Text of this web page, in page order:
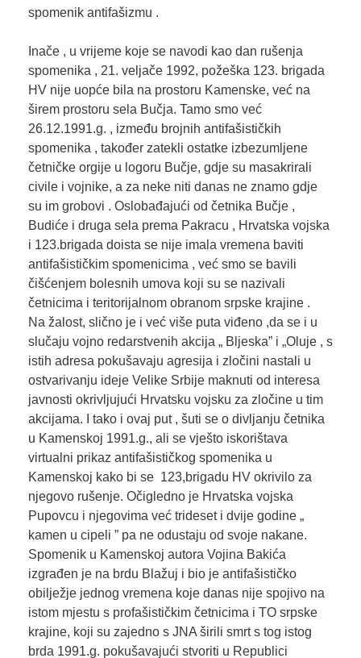
spomenik antifašizmu .
Inače , u vrijeme koje se navodi kao dan rušenja
spomenika , 21. veljače 1992, požeška 123. brigada
HV nije uopće bila na prostoru Kamenske, već na
širem prostoru sela Bučja. Tamo smo već
26.12.1991.g. , između brojnih antifašističkih
spomenika , također zatekli ostatke izbezumljene
četničke orgije u logoru Bučje, gdje su masakrirali
civile i vojnike, a za neke niti danas ne znamo gdje
su im grobovi . Oslobađajući od četnika Bučje ,
Budiće i druga sela prema Pakracu , Hrvatska vojska
i 123.brigada doista se nije imala vremena baviti
antifašističkim spomenicima , već smo se bavili
čišćenjem bolesnih umova koji su se nazivali
četnicima i teritorijalnom obranom srpske krajine .
Na žalost, slično je i već više puta viđeno ,da se i u
slučaju vojno redarstvenih akcija „ Bljeska” i „Oluje , s
istih adresa pokušavaju agresija i zločini nastali u
ostvarivanju ideje Velike Srbije maknuti od interesa
javnosti okrivljujući Hrvatsku vojsku za zločine u tim
akcijama. I tako i ovaj put , šuti se o divljanju četnika
u Kamenskoj 1991.g., ali se vješto iskorištava
virtualni prikaz antifašističkog spomenika u
Kamenskoj kako bi se 123,brigadu HV okrivilo za
njegovo rušenje. Očigledno je Hrvatska vojska
Pupovcu i njegovima već trideset i dvije godine „
kamen u cipeli ” pa ne odustaju od svoje nakane.
Spomenik u Kamenskoj autora Vojina Bakića
izgrađen je na brdu Blažuj i bio je antifašističko
obilježje jednog vremena koje danas nije spojivo na
istom mjestu s profašističkim četnicima i TO srpske
krajine, koji su zajedno s JNA širili smrt s tog istog
brda 1991.g. pokušavajući stvoriti u Republici